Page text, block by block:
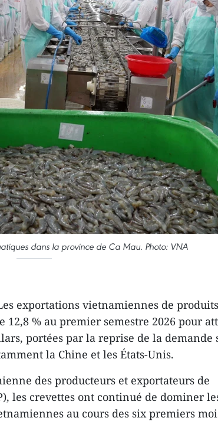
dans la province de Ca Mau. Photo: VNA
exportations vietnamiennes de produits
12,8 % au premier semestre 2026 pour
portées par la reprise de la demande
la Chine et les États-Unis.
des producteurs et exportateurs de
les crevettes ont continué de dominer
au cours des six premiers